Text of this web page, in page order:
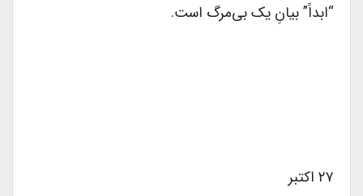
“ابداً” بیانِ یک بی‌مرگ است.
۲۷ اکتبر